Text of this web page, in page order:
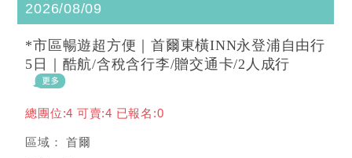
2026/08/09
*市區暢遊超方便｜首爾東橫INN永登浦自由行
5日｜酷航/含稅含行李/贈交通卡/2人成行
總團位:4 可賣:4 已報名:0
首爾